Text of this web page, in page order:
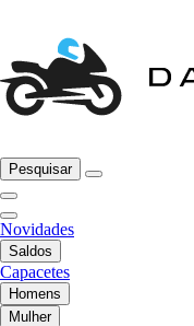
Pesquisar
Novidades
Saldos
Capacetes
Homens
Mulher